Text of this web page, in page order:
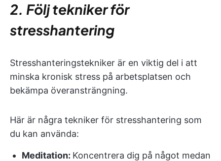
2. Följ tekniker för
stresshantering
Stresshanteringstekniker är en viktig del i att
minska kronisk stress på arbetsplatsen och
bekämpa överansträngning.
Här är några tekniker för stresshantering som
du kan använda:
Meditation: Koncentrera dig på något medan